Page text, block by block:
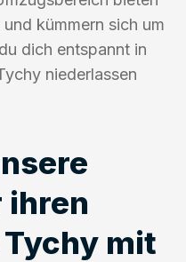
kümmern sich um
dich entspannt in
niederlassen
ihren
mit